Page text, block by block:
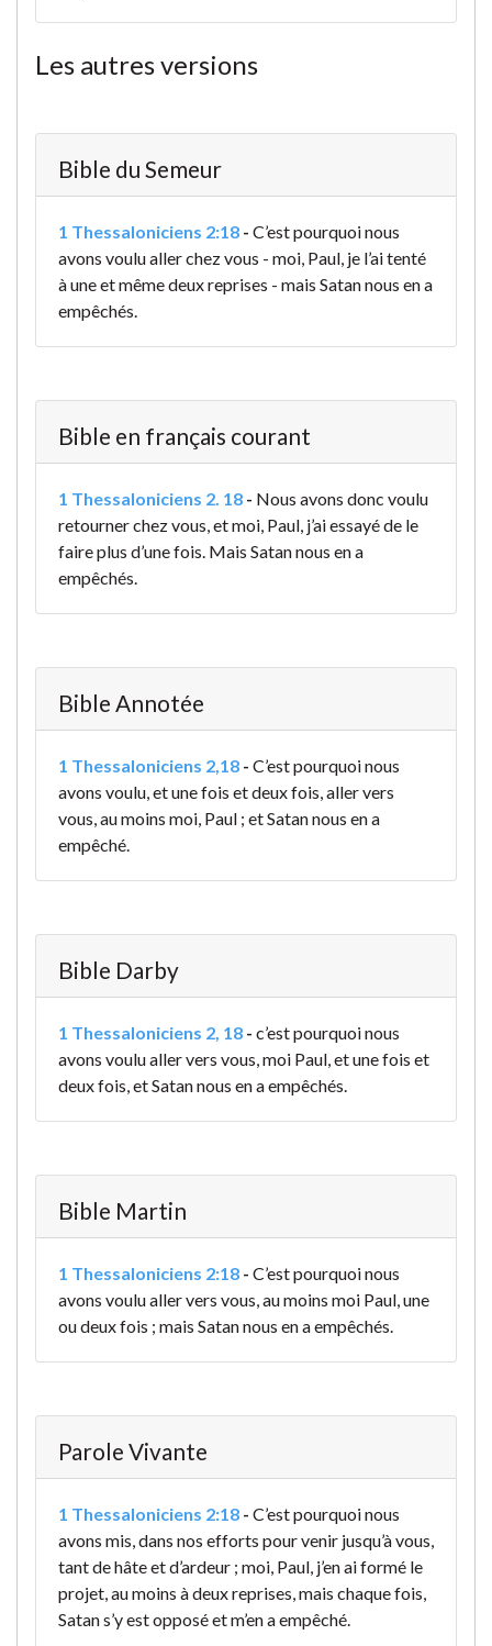
Les autres versions
Bible du Semeur
1 Thessaloniciens 2:18 - C’est pourquoi nous
avons voulu aller chez vous - moi, Paul, je l’ai tenté
à une et même deux reprises - mais Satan nous en a
empêchés.
Bible en français courant
1 Thessaloniciens 2. 18 - Nous avons donc voulu
retourner chez vous, et moi, Paul, j’ai essayé de le
faire plus d’une fois. Mais Satan nous en a
empêchés.
Bible Annotée
1 Thessaloniciens 2,18 - C’est pourquoi nous
avons voulu, et une fois et deux fois, aller vers
vous, au moins moi, Paul ; et Satan nous en a
empêché.
Bible Darby
1 Thessaloniciens 2, 18 - c’est pourquoi nous
avons voulu aller vers vous, moi Paul, et une fois et
deux fois, et Satan nous en a empêchés.
Bible Martin
1 Thessaloniciens 2:18 - C’est pourquoi nous
avons voulu aller vers vous, au moins moi Paul, une
ou deux fois ; mais Satan nous en a empêchés.
Parole Vivante
1 Thessaloniciens 2:18 - C’est pourquoi nous
avons mis, dans nos efforts pour venir jusqu’à vous,
tant de hâte et d’ardeur ; moi, Paul, j’en ai formé le
projet, au moins à deux reprises, mais chaque fois,
Satan s’y est opposé et m’en a empêché.